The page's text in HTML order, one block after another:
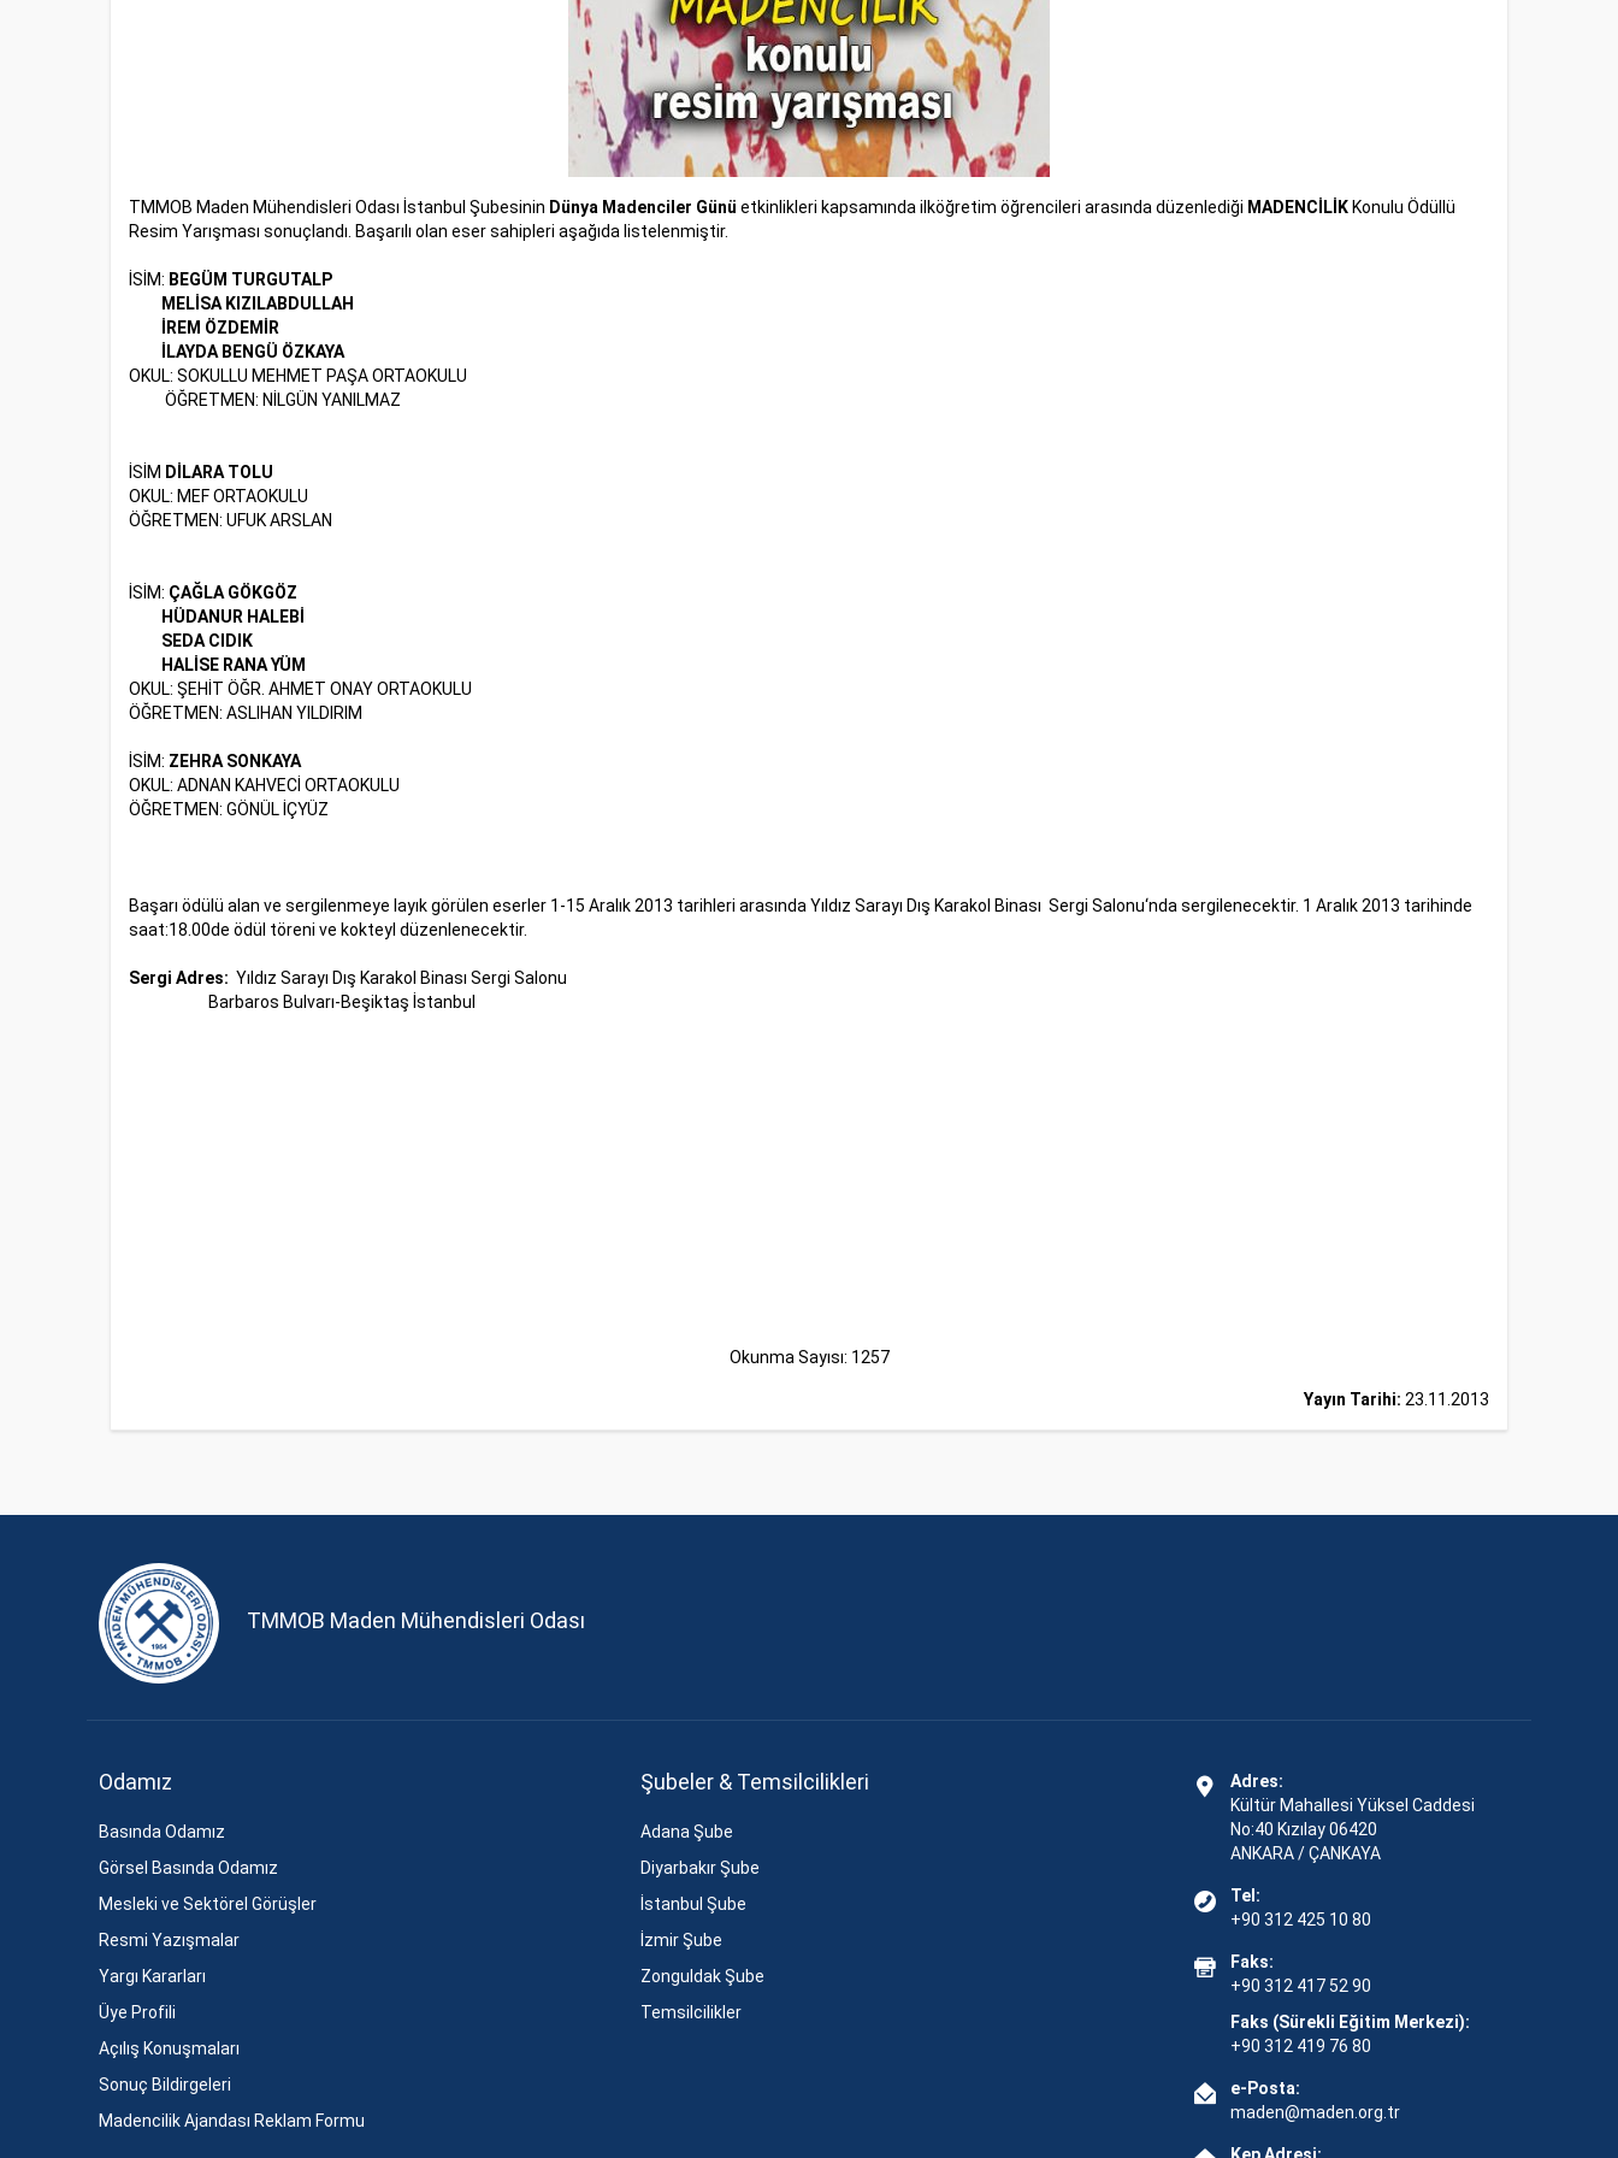
TMMOB Maden Mühendisleri Odası İstanbul Şubesinin Dünya Madenciler Günü etkinlikleri kapsamında ilköğretim öğrencileri arasında düzenlediği MADENCİLİK Konulu Ödüllü
Resim Yarışması sonuçlandı. Başarılı olan eser sahipleri aşağıda listelenmiştir.
İSİM: BEGÜM TURGUTALP
MELİSA KIZILABDULLAH
İREM ÖZDEMİR
İLAYDA BENGÜ ÖZKAYA
OKUL: SOKULLU MEHMET PAŞA ORTAOKULU
ÖĞRETMEN: NİLGÜN YANILMAZ
İSİM DİLARA TOLU
OKUL: MEF ORTAOKULU
ÖĞRETMEN: UFUK ARSLAN
İSİM: ÇAĞLA GÖKGÖZ
HÜDANUR HALEBİ
SEDA CIDIK
HALİSE RANA YÜM
OKUL: ŞEHİT ÖĞR. AHMET ONAY ORTAOKULU
ÖĞRETMEN: ASLIHAN YILDIRIM
İSİM: ZEHRA SONKAYA
OKUL: ADNAN KAHVECİ ORTAOKULU
ÖĞRETMEN: GÖNÜL İÇYÜZ
Başarı ödülü alan ve sergilenmeye layık görülen eserler 1-15 Aralık 2013 tarihleri arasında Yıldız Sarayı Dış Karakol Binası Sergi Salonu‘nda sergilenecektir. 1 Aralık 2013 tarihinde
saat:18.00de ödül töreni ve kokteyl düzenlenecektir.
Sergi Adres: Yıldız Sarayı Dış Karakol Binası Sergi Salonu
Barbaros Bulvarı-Beşiktaş İstanbul
Okunma Sayısı: 1257
Yayın Tarihi: 23.11.2013
TMMOB Maden Mühendisleri Odası
Odamız
Basında Odamız
Görsel Basında Odamız
Mesleki ve Sektörel Görüşler
Resmi Yazışmalar
Yargı Kararları
Üye Profili
Açılış Konuşmaları
Sonuç Bildirgeleri
Madencilik Ajandası Reklam Formu
Şubeler & Temsilcilikleri
Adana Şube
Diyarbakır Şube
İstanbul Şube
İzmir Şube
Zonguldak Şube
Temsilcilikler
Adres:
Kültür Mahallesi Yüksel Caddesi
No:40 Kızılay 06420
ANKARA / ÇANKAYA
Tel:
+90 312 425 10 80
Faks:
+90 312 417 52 90
Faks (Sürekli Eğitim Merkezi):
+90 312 419 76 80
e-Posta:
maden@maden.org.tr